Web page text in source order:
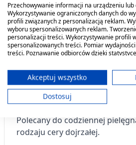
Opis produktu
Nawilżający krem z witaminami
prowitaminę B5.
Kiedy stosować
Delikatny krem pielęgnujący,
Polecany do codziennej
rodzaju cery dojrzałej.
Przechowywanie informacji na urządzeniu lub
Wykorzystywanie ograniczonych danych do
profili związanych z personalizacją reklam.
wyboru spersonalizowanych reklam.
personalizacji treści. Wykorzystywanie profili
spersonalizowanych treści. Pomiar
treści. Poznawanie odbiorców dzięki
ograniczonych danych do wyboru treści.
Dane mogą być udostępniane poza Unię
Twoja zgoda i polityka cookie dotyczą
Wyświetl listę partnerów (11
Cele przetwarzania IAB:
Akceptuj wszystko
Dostosuj